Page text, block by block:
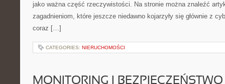
jako ważna część rzeczywistości. Na stronie można znaleźć
zagadnieniom, które jeszcze niedawno kojarzyły się głównie z
coraz […]
CATEGORIES: NIERUCHOMOŚCI
MONITORING I